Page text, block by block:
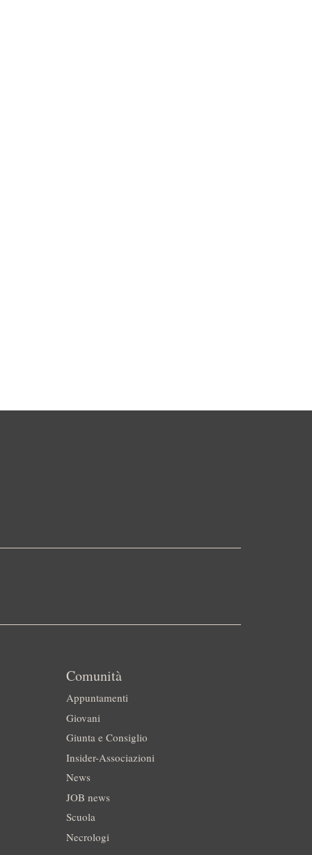
Comunità
Appuntamenti
Giovani
Giunta e Consiglio
Insider-Associazioni
News
JOB news
Scuola
Necrologi